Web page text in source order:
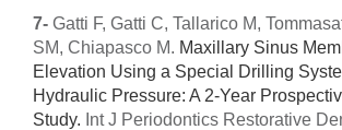
7- Gatti F, Gatti C, Tallarico M,
SM, Chiapasco M. Maxillary Sinus
Elevation Using a Special Drilling
Hydraulic Pressure: A 2-Year
Study. Int J Periodontics Restorative